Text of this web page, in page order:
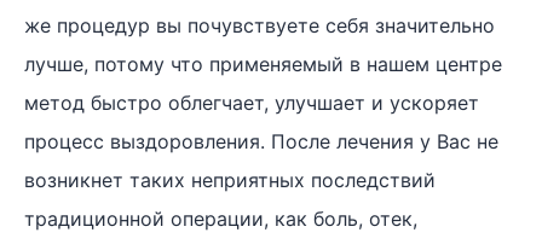
же процедур вы почувствуете себя значительно
лучше, потому что применяемый в нашем центре
метод быстро облегчает, улучшает и ускоряет
процесс выздоровления. После лечения у Вас не
возникнет таких неприятных последствий
традиционной операции, как боль, отек,